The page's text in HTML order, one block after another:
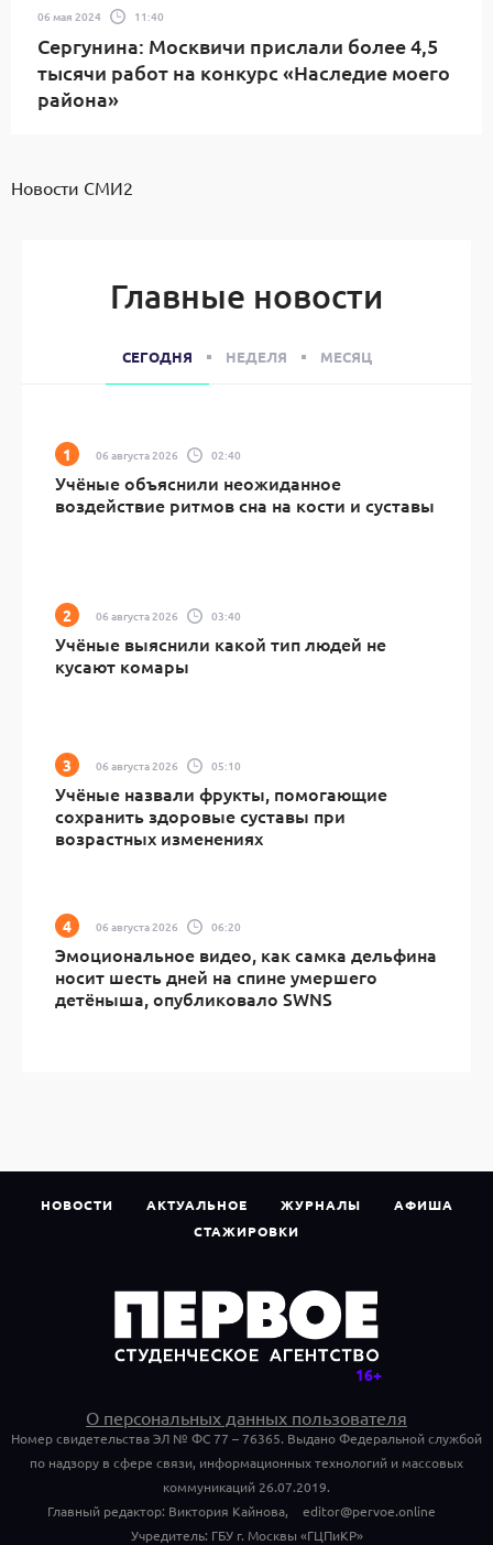
06 мая 2024 11:40
Сергунина: Москвичи прислали более 4,5
тысячи работ на конкурс «Наследие моего
района»
Новости СМИ2
Главные новости
СЕГОДНЯ НЕДЕЛЯ МЕСЯЦ
06 августа 2026 02:40
Учёные объяснили неожиданное
воздействие ритмов сна на кости и суставы
06 августа 2026 03:40
Учёные выяснили какой тип людей не
кусают комары
06 августа 2026 05:10
Учёные назвали фрукты, помогающие
сохранить здоровые суставы при
возрастных изменениях
06 августа 2026 06:20
Эмоциональное видео, как самка дельфина
носит шесть дней на спине умершего
детёныша, опубликовало SWNS
НОВОСТИ АКТУАЛЬНОЕ ЖУРНАЛЫ
АФИША
СТАЖИРОВКИ
О персональных данных пользователя
Номер свидетельства ЭЛ № ФС 77 – 76365. Выдано Федеральной службой
по надзору в сфере связи, информационных технологий и массовых
коммуникаций 26.07.2019.
Главный редактор: Виктория Кайнова,
editor@pervoe.online
Учредитель: ГБУ г. Москвы «ГЦПиКР»